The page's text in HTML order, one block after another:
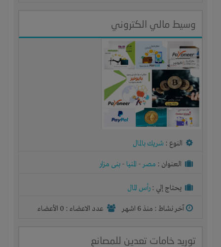
وسيط مالي الكتروني
النوع : شريك بالمال
العنوان : مصر- المنيا - بنى مزار
يحتاج إلي : رأس المال
آخر نشاط : منذ 6 اشهر عدد الاعضاء : 0 الأعضاء
توريد خامات تعدين للمصانع